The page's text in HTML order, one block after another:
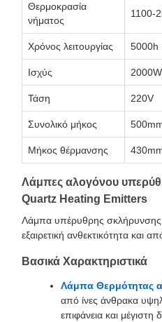
Θερμοκρασία
νήματος
1100-
Χρόνος λειτουργίας 5000h
Ισχύς 2000W
Τάση 220V
Συνολικό μήκος
Μήκος θέρμανσης
Λάμπες αλογόνου
Quartz Heating Emitters
Λάμπα υπέρυθρης
εξαιρετική ανθεκτικότητα και
Βασικά Χαρακτηριστικά
Λάμπα Θερμότητας
από ίνες άνθρακα
επιφάνεια και μέγιστη